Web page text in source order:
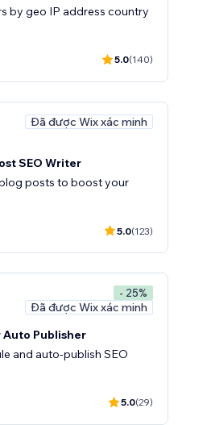
by geo IP address country
5.0(140)
Đã được Wix xác minh
SEO Writer
posts to boost your
5.0(123)
- 25%
Đã được Wix xác minh
Publisher
and auto-publish SEO
5.0(29)